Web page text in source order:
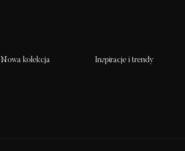
Nowa kolekcja Inspiracje i trendy